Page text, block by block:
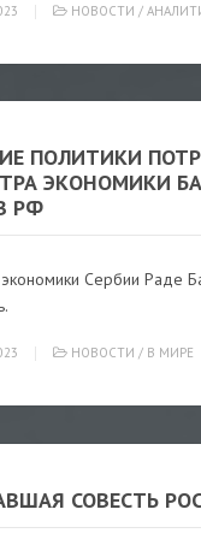
НОВОСТИ /
ПОЛИТИКИ
ЭКОНОМИКИ
РФ
Сербии Раде
НОВОСТИ / В МИРЕ
СОВЕСТЬ